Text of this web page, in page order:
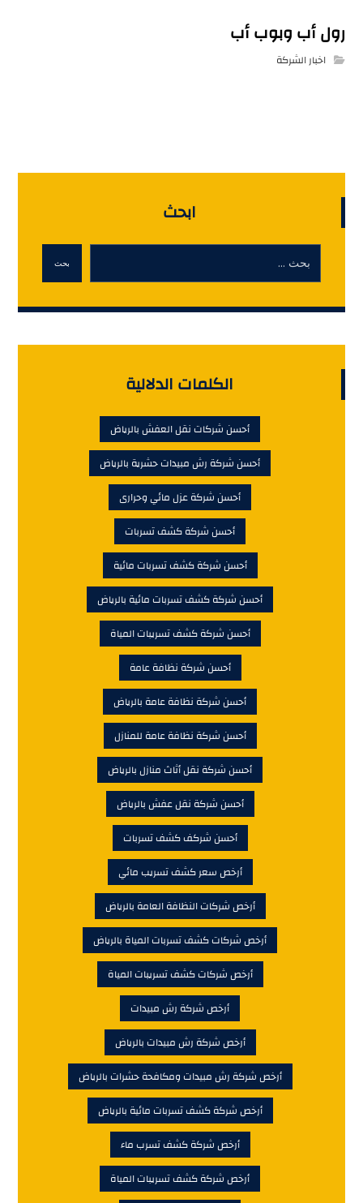
رول أب وبوب أب
اخبار الشركة
ابحث
بحث
الكلمات الدلالية
أحسن شركات نقل العفش بالرياض
أحسن شركة رش مبيدات حشرية بالرياض
أحسن شركة عزل مائي وحرارى
أحسن شركة كشف تسربات
أحسن شركة كشف تسربات مائية
أحسن شركة كشف تسربات مائية بالرياض
أحسن شركة كشف تسريبات المياة
أحسن شركة نظافة عامة
أحسن شركة نظافة عامة بالرياض
أحسن شركة نظافة عامة للمنازل
أحسن شركة نقل أثاث منازل بالرياض
أحسن شركة نقل عفش بالرياض
أحسن شركف كشف تسربات
أرخص سعر كشف تسريب مائي
أرخص شركات النظافة العامة بالرياض
أرخص شركات كشف تسربات المياة بالرياض
أرخص شركات كشف تسريبات المياة
أرخص شركة رش مبيدات
أرخص شركة رش مبيدات بالرياض
أرخص شركة رش مبيدات ومكافحة حشرات بالرياض
أرخص شركة كشف تسربات مائية بالرياض
أرخص شركة كشف تسرب ماء
أرخص شركة كشف تسريبات المياة